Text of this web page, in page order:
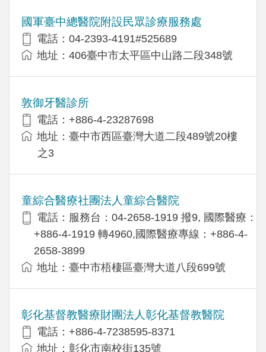
國軍臺中總醫院附設民眾診療服務處
電話：04-2393-4191#525689
地址：406臺中市太平區中山路二段348號
敦御牙醫診所
電話：+886-4-23287698
地址：臺中市西區臺灣大道二段489號20樓
之3
童綜合醫療社團法人童綜合醫院
電話：服務台：04-2658-1919 撥9, 國際醫療：
+886-4-1919 轉4960,國際醫療專線：+886-4-
2658-3899
地址：臺中市梧棲區臺灣大道八段699號
彰化基督教醫療財團法人彰化基督教醫院
電話：+886-4-7238595-8371
地址：彰化市南校街135號